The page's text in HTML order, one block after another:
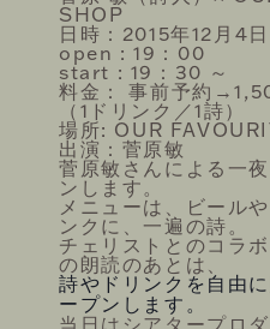
SHOP
日時：2015年12月4
open : 19：00
start : 19：30 ～
料金： 事前予約
（1ドリンク／1詩）
場所: OUR
出演：菅原敏
菅原敏さんによる一
ンします。
メニューは、ビール
ンクに、一遍の詩。
チェリストとのコラ
の朗読のあとは、
詩やドリンクを自由
ープンします。
当日はシアタープロ